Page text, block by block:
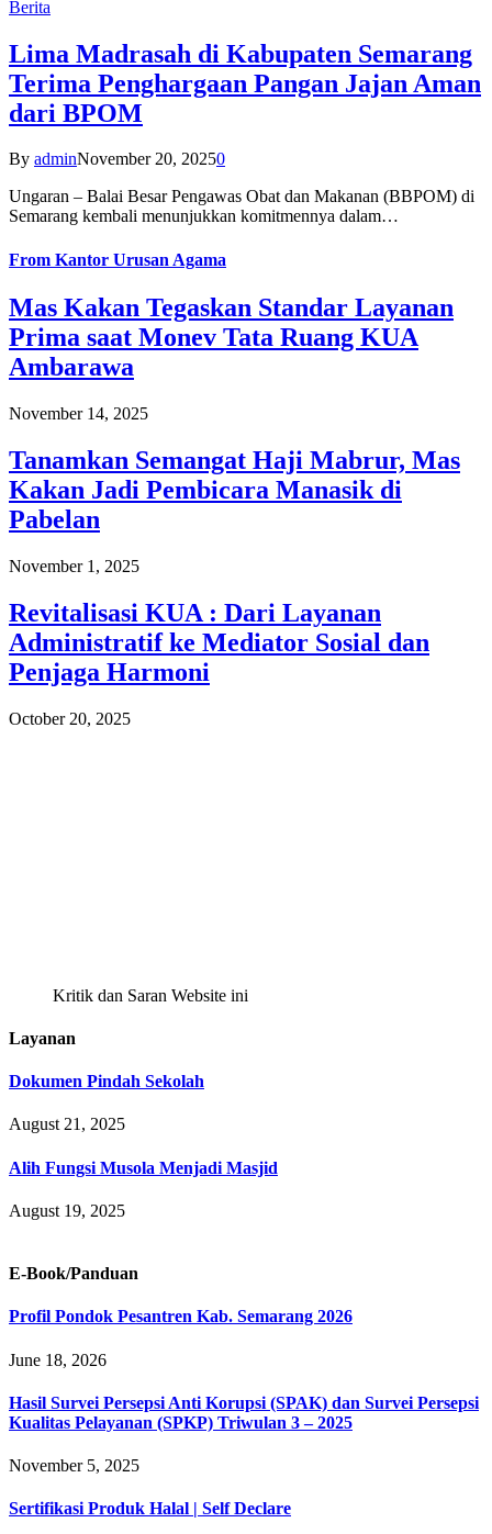
Berita
Lima Madrasah di Kabupaten Semarang
Terima Penghargaan Pangan Jajan Aman
dari BPOM
By adminNovember 20, 20250
Ungaran – Balai Besar Pengawas Obat dan Makanan (BBPOM) di
Semarang kembali menunjukkan komitmennya dalam…
From Kantor Urusan Agama
Mas Kakan Tegaskan Standar Layanan
Prima saat Monev Tata Ruang KUA
Ambarawa
November 14, 2025
Tanamkan Semangat Haji Mabrur, Mas
Kakan Jadi Pembicara Manasik di
Pabelan
November 1, 2025
Revitalisasi KUA : Dari Layanan
Administratif ke Mediator Sosial dan
Penjaga Harmoni
October 20, 2025
Kritik dan Saran Website ini
Layanan
Dokumen Pindah Sekolah
August 21, 2025
Alih Fungsi Musola Menjadi Masjid
August 19, 2025
E-Book/Panduan
Profil Pondok Pesantren Kab. Semarang 2026
June 18, 2026
Hasil Survei Persepsi Anti Korupsi (SPAK) dan Survei Persepsi
Kualitas Pelayanan (SPKP) Triwulan 3 – 2025
November 5, 2025
Sertifikasi Produk Halal | Self Declare